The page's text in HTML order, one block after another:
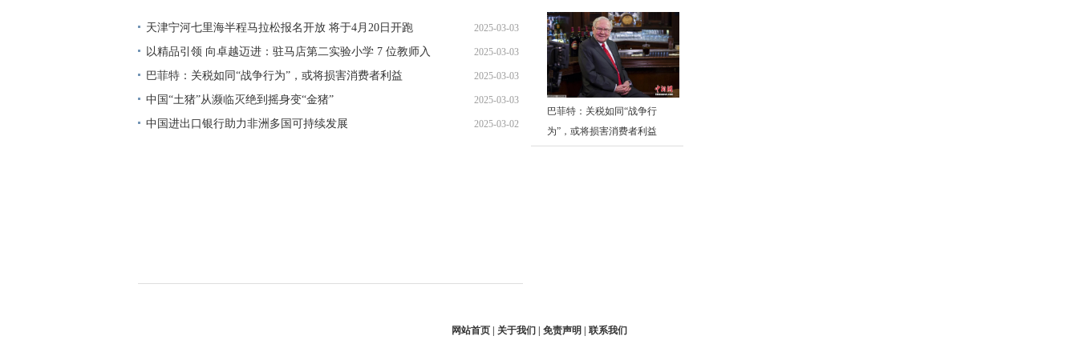
天津宁河七里海半程马拉松报名开放 将于4月20日开跑 2025-03-03
13:56:18
以精品引领 向卓越迈进：驻马店第二实验小学 7 位教师入
选部级精品课
2025-03-03
12:48:45
巴菲特：关税如同“战争行为”，或将损害消费者利益 2025-03-03
11:29:58
中国“土猪”从濒临灭绝到摇身变“金猪” 2025-03-03
11:28:44
中国进出口银行助力非洲多国可持续发展 2025-03-02
巴菲特：关税如同“战争行
为”，或将损害消费者利益
网站首页 | 关于我们 | 免责声明 | 联系我们